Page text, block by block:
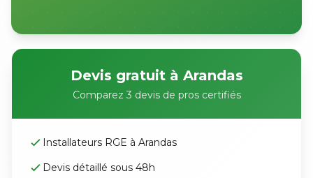
Devis gratuit à Arandas
Comparez 3 devis de pros certifiés
Installateurs RGE à Arandas
Devis détaillé sous 48h